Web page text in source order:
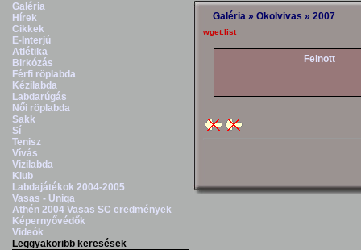
Galéria
Hírek
Cikkek
E-Interjú
Atlétika
Birkózás
Férfi röplabda
Kézilabda
Labdarúgás
Női röplabda
Sakk
Sí
Tenisz
Vívás
Vizilabda
Klub
Labdajátékok 2004-2005
Vasas - Uniqa
Athén 2004 Vasas SC eredmények
Képernyővédők
Videók
Leggyakoribb keresések
Galéria » Okolvivas » 2007
wget.list
Felnott